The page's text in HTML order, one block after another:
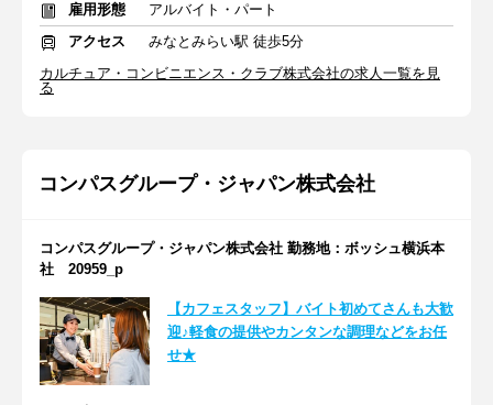
雇用形態
アルバイト・パート
アクセス
みなとみらい駅 徒歩5分
カルチュア・コンビニエンス・クラブ株式会社の求人一覧を見
る
コンパスグループ・ジャパン株式会社
コンパスグループ・ジャパン株式会社 勤務地：ボッシュ横浜本
社 20959_p
【カフェスタッフ】バイト初めてさんも大歓
迎♪軽食の提供やカンタンな調理などをお任
せ★